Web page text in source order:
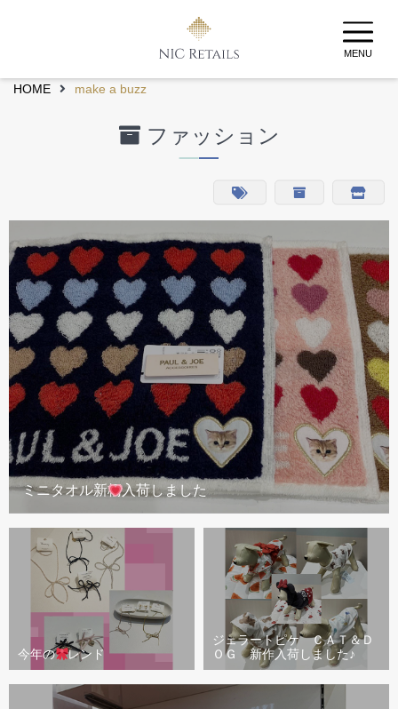
MENU
HOME make a buzz
ファッション
ミニタオル新柄入荷しました
今年のトレンド
ジェラートピケ ＣＡＴ＆Ｄ
ＯＧ 新作入荷しました♪